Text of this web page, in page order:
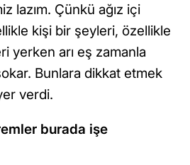
lazım. Çünkü ağız içi
kişi bir şeyleri, özellikle
yerken arı eş zamanla
Bunlara dikkat etmek
verdi.
burada işe